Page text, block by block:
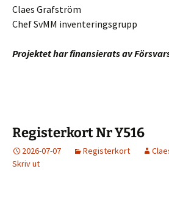
Claes Grafström
Chef SvMM inventeringsgrupp
Projektet har finansierats av
Registerkort Nr Y516
2026-07-07 Registerkort
Skriv ut